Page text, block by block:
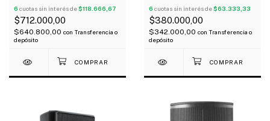
6 cuotas sin interés de$118.666,67
$712.000,00
$640.800,00 con Transferencia o
depósito
Yamaha
6 cuotas sin interés de$63.333,33
$380.000,00
$342.000,00 con Transferencia o
depósito